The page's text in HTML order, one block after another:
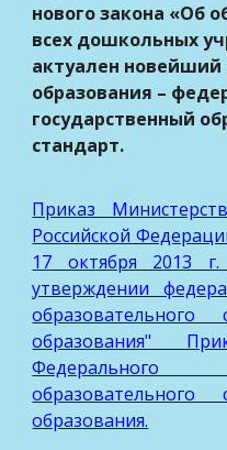
нового закона «Об
всех дошкольных
актуален
образования –
государственный
стандарт.
Приказ
Российской
17 октября 2013
утверждении
образовательного
образования"
Федерального
образовательного
образования.